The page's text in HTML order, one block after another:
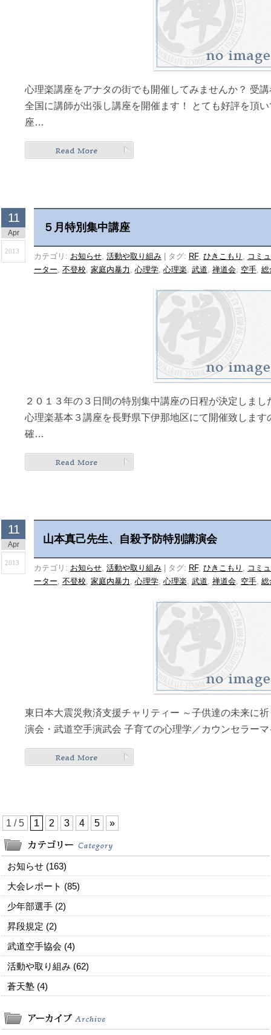
心理楽講座をアナタの街でも開催してみませんか？ 受
全国に講師が出張し講座を開催ます！ とても好評を頂
座…
５月特別集中講座
11
Apr
2013
カテゴリ: お知らせ, 活動や取り組み タグ: RF, ひきこもり , コミ
ーター, 不登校, 家庭内暴力 , 心理学, 心理楽, 武道, 禅道会, 空手, 総
２０１３年の３日間の特別集中講座の日程が決定しま
心理楽基本３講座を長野県下伊那地区にて開催致しま
確…
山本真己先生、自殺予防特別講演会
11
Apr
2013
カテゴリ: お知らせ, 活動や取り組み タグ: RF, ひきこもり , コミ
ーター, 不登校, 家庭内暴力 , 心理学, 心理楽, 武道, 禅道会, 空手, 総
東日本大震災救済支援チャリティー ～子供達の未来に
演会・武道空手演武会 子育ての心理学／カウンセラー
1 / 5 1 2 3 4 5 »
お知らせ (163)
大会レポート (85)
少年部選手 (2)
昇段規定 (2)
武道空手協会 (4)
活動や取り組み (62)
蒼天塾 (4)